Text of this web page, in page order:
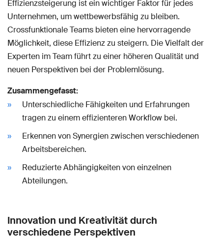
Effizienzsteigerung ist ein wichtiger Faktor für jedes
Unternehmen, um wettbewerbsfähig zu bleiben.
Crossfunktionale Teams bieten eine hervorragende
Möglichkeit, diese Effizienz zu steigern. Die Vielfalt der
Experten im Team führt zu einer höheren Qualität und
neuen Perspektiven bei der Problemlösung.
Zusammengefasst:
Unterschiedliche Fähigkeiten und Erfahrungen
tragen zu einem effizienteren Workflow bei.
Erkennen von Synergien zwischen verschiedenen
Arbeitsbereichen.
Reduzierte Abhängigkeiten von einzelnen
Abteilungen.
Innovation und Kreativität durch
verschiedene Perspektiven